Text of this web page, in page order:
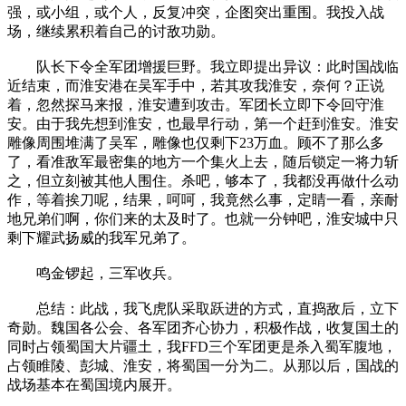
强，或小组，或个人，反复冲突，企图突出重围。我投入战
场，继续累积着自己的讨敌功勋。
队长下令全军团增援巨野。我立即提出异议：此时国战临
近结束，而淮安港在吴军手中，若其攻我淮安，奈何？正说
着，忽然探马来报，淮安遭到攻击。军团长立即下令回守淮
安。由于我先想到淮安，也最早行动，第一个赶到淮安。淮安
雕像周围堆满了吴军，雕像也仅剩下23万血。顾不了那么多
了，看准敌军最密集的地方一个集火上去，随后锁定一将力斩
之，但立刻被其他人围住。杀吧，够本了，我都没再做什么动
作，等着挨刀呢，结果，呵呵，我竟然么事，定睛一看，亲耐
地兄弟们啊，你们来的太及时了。也就一分钟吧，淮安城中只
剩下耀武扬威的我军兄弟了。
鸣金锣起，三军收兵。
总结：此战，我飞虎队采取跃进的方式，直捣敌后，立下
奇勋。魏国各公会、各军团齐心协力，积极作战，收复国土的
同时占领蜀国大片疆土，我FFD三个军团更是杀入蜀军腹地，
占领睢陵、彭城、淮安，将蜀国一分为二。从那以后，国战的
战场基本在蜀国境内展开。